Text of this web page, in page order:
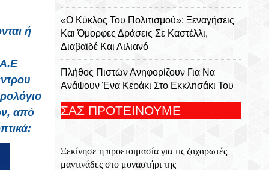
ή
Α.Ε
από
«Ο Κύκλος Του Πολιτισμού»: Ξεναγήσεις
Και Όμορφες Δράσεις Σε Καστέλλι,
Διαβαϊδέ Και Λιλιανό
Πλήθος Πιστών Ανηφορίζουν Για Να
Ανάψουν Ένα Κεράκι Στο Εκκλησάκι Του
Της Γκουβερνιώτισσας
ΣΑΣ ΠΡΟΤΕΙΝΟΥΜΕ
Ξεκίνησε η προετοιμασία για τις ζαχαρωτές
μαντινάδες στο μοναστήρι της